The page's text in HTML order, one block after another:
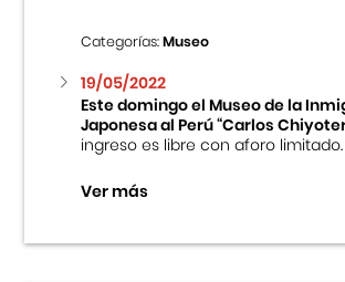
Categorías:Museo
19/05/2022
Este domingo el Museo de la
Japonesa al Perú “Carlos
ingreso es libre con aforo limitado.
Ver más